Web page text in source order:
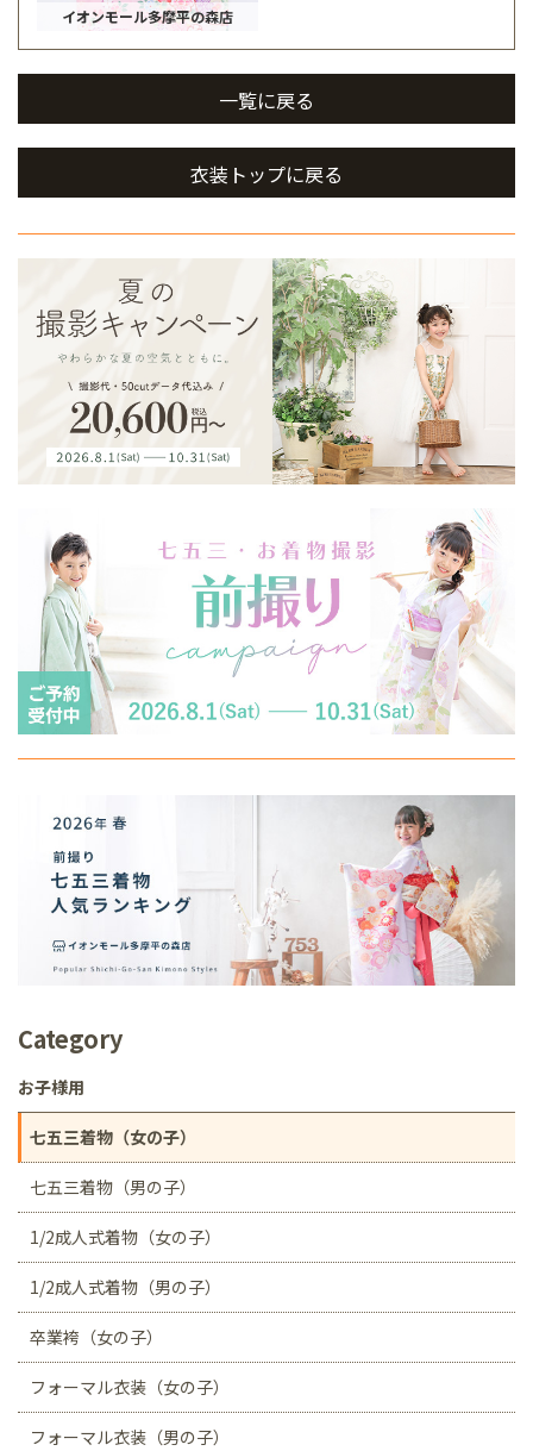
イオンモール多摩平の森店
一覧に戻る
衣装トップに戻る
Category
お子様用
七五三着物（女の子）
七五三着物（男の子）
1/2成人式着物（女の子）
1/2成人式着物（男の子）
卒業袴（女の子）
フォーマル衣装（女の子）
フォーマル衣装（男の子）